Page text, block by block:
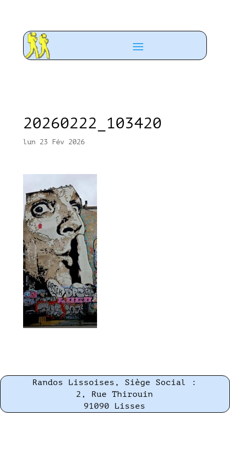
20260222_103420
lun 23 Fév 2026
Randos Lissoises, Siège Social :
2, Rue Thirouin
91090 Lisses